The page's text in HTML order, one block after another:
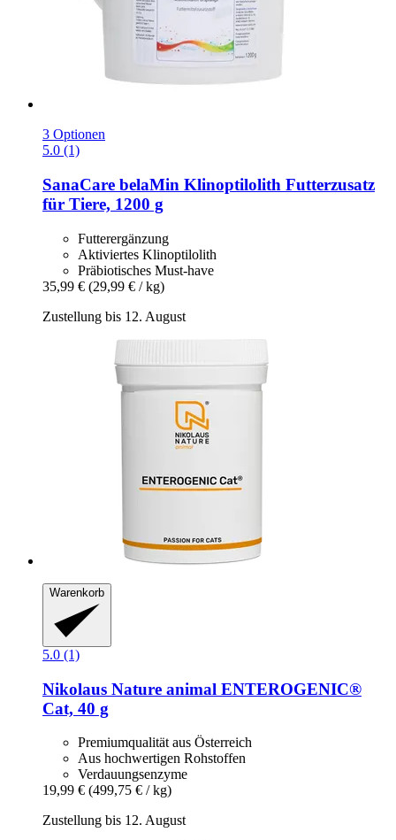
3 Optionen
5.0 (1)
SanaCare belaMin Klinoptilolith Futterzusatz
für Tiere, 1200 g
Futterergänzung
Aktiviertes Klinoptilolith
Präbiotisches Must-have
35,99 € (29,99 € / kg)
Zustellung bis 12. August
Warenkorb
5.0 (1)
Nikolaus Nature animal ENTEROGENIC®
Cat, 40 g
Premiumqualität aus Österreich
Aus hochwertigen Rohstoffen
Verdauungsenzyme
19,99 € (499,75 € / kg)
Zustellung bis 12. August